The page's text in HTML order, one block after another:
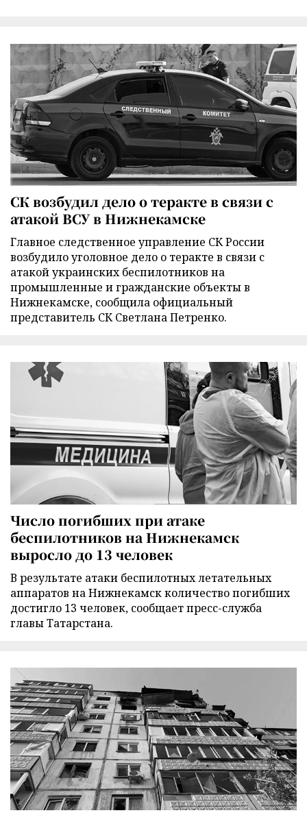
СК возбудил дело о теракте в связи с
атакой ВСУ в Нижнекамске
Главное следственное управление СК России
возбудило уголовное дело о теракте в связи с
атакой украинских беспилотников на
промышленные и гражданские объекты в
Нижнекамске, сообщила официальный
представитель СК Светлана Петренко.
Число погибших при атаке
беспилотников на Нижнекамск
выросло до 13 человек
В результате атаки беспилотных летательных
аппаратов на Нижнекамск количество погибших
достигло 13 человек, сообщает пресс-служба
главы Татарстана.